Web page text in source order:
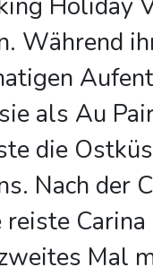
Holiday
Während
als Au
die
Nach der
reiste Carina
Mal